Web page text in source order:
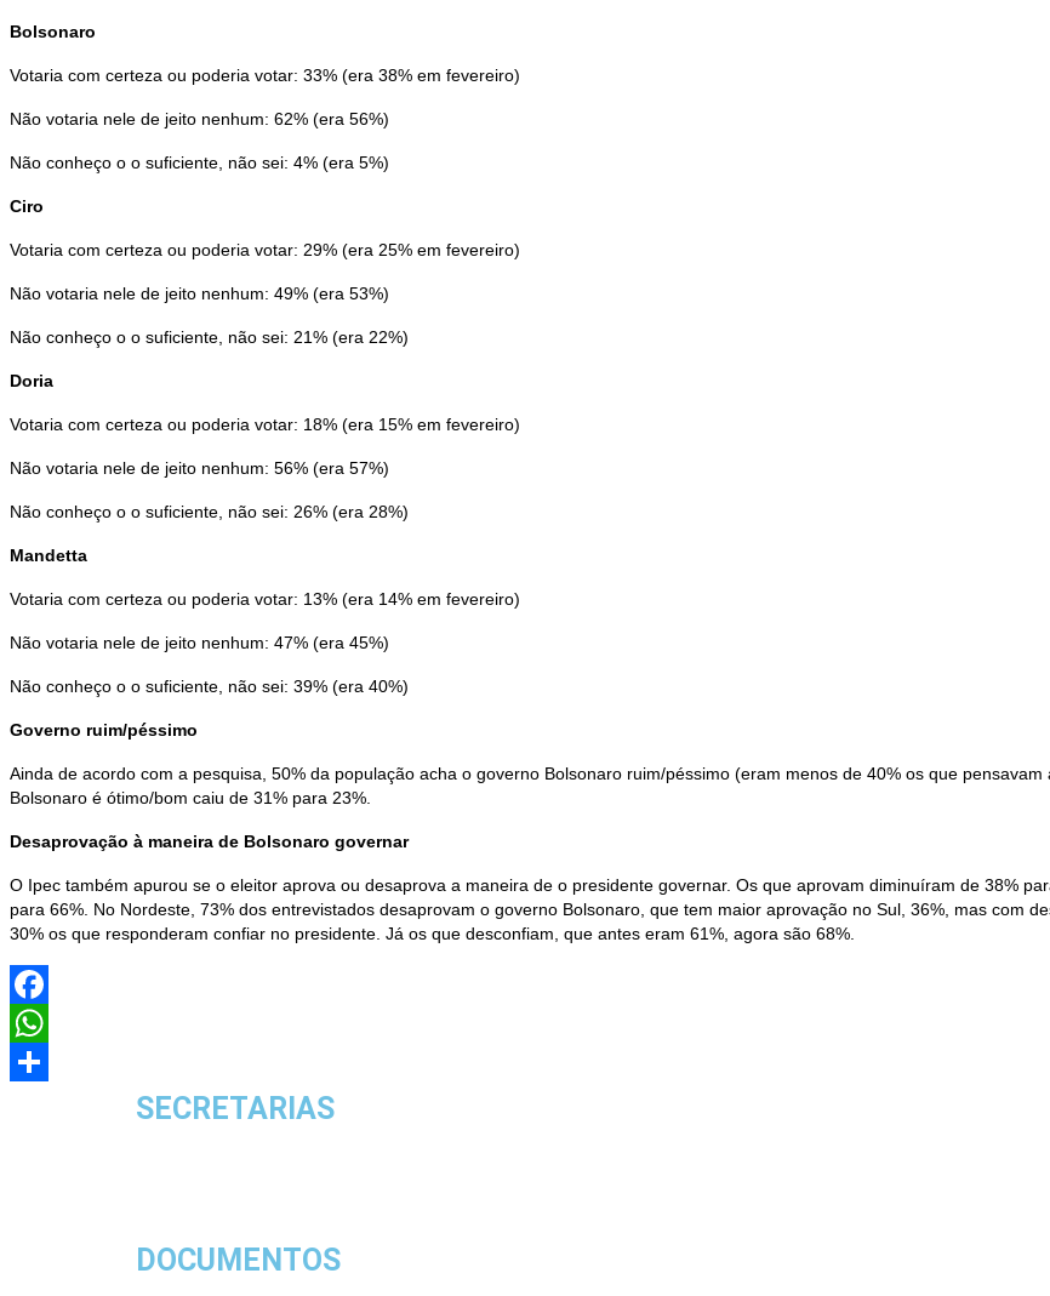
Bolsonaro
Votaria com certeza ou poderia votar: 33% (era 38% em fevereiro)
Não votaria nele de jeito nenhum: 62% (era 56%)
Não conheço o o suficiente, não sei: 4% (era 5%)
Ciro
Votaria com certeza ou poderia votar: 29% (era 25% em fevereiro)
Não votaria nele de jeito nenhum: 49% (era 53%)
Não conheço o o suficiente, não sei: 21% (era 22%)
Doria
Votaria com certeza ou poderia votar: 18% (era 15% em fevereiro)
Não votaria nele de jeito nenhum: 56% (era 57%)
Não conheço o o suficiente, não sei: 26% (era 28%)
Mandetta
Votaria com certeza ou poderia votar: 13% (era 14% em fevereiro)
Não votaria nele de jeito nenhum: 47% (era 45%)
Não conheço o o suficiente, não sei: 39% (era 40%)
Governo ruim/péssimo
Ainda de acordo com a pesquisa, 50% da população acha o governo Bolsonaro ruim/péssimo (eram menos de 40% os que
Bolsonaro é ótimo/bom caiu de 31% para 23%.
Desaprovação à maneira de Bolsonaro governar
O Ipec também apurou se o eleitor aprova ou desaprova a maneira de o presidente governar. Os que aprovam diminuíram de 38%
para 66%. No Nordeste, 73% dos entrevistados desaprovam o governo Bolsonaro, que tem maior aprovação no Sul, 36%, mas com
30% os que responderam confiar no presidente. Já os que desconfiam, que antes eram 61%, agora são 68%.
Facebook
WhatsApp
SECRETARIAS
DOCUMENTOS